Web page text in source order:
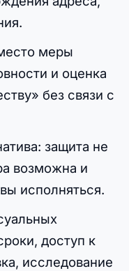
меры
и оценка
без связи с
защита не
возможна и
исполняться.
доступ к
исследование